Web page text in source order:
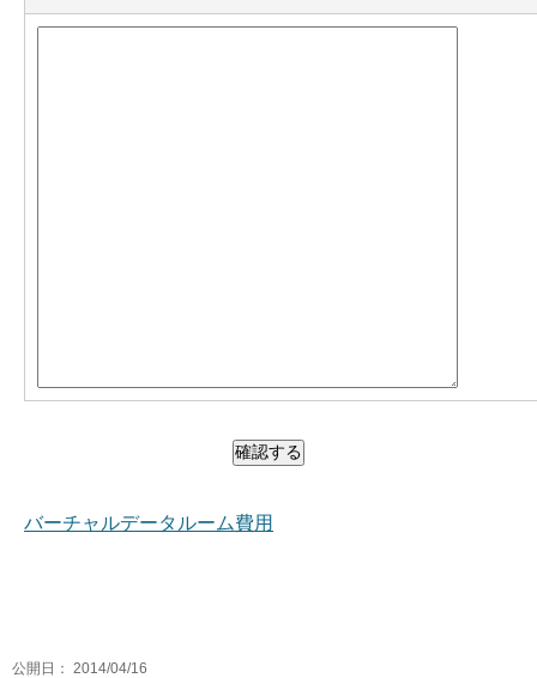
バーチャルデータルーム費用
公開日： 2014/04/16